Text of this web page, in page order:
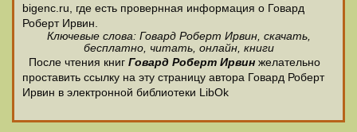
bigenc.ru, где есть провернная информация о Говард
Роберт Ирвин.
Ключевые слова: Говард Роберт Ирвин, скачать,
бесплатно, читать, онлайн, книги
После чтения книг Говард Роберт Ирвин желательно
проставить ссылку на эту страницу автора Говард Роберт
Ирвин в электронной библиотеки LibOk